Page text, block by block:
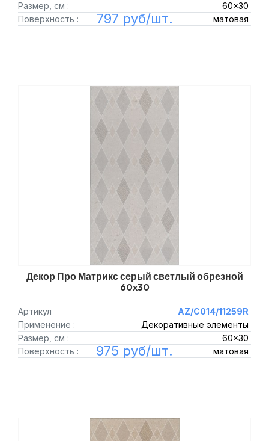
Размер, см :
60x30
Поверхность :
матовая
797 руб/шт.
Декор Про Матрикс серый светлый обрезной
60x30
Артикул
AZ/C014/11259R
Применение :
Декоративные элементы
Размер, см :
60x30
Поверхность :
матовая
975 руб/шт.